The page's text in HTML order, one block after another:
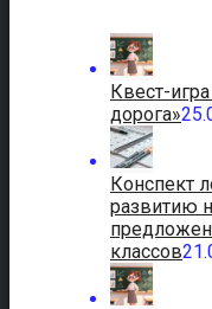
Квест-
дорога»
Конспект
развитию
классов